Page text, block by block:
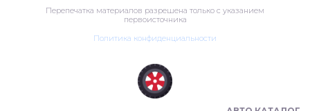
Перепечатка материалов разрешена только с указанием
первоисточника
Политика конфиденциальности